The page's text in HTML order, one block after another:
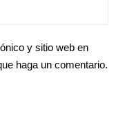
y sitio web en
haga un comentario.